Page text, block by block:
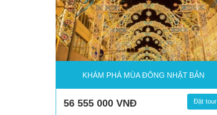
KHÁM PHÁ MÙA ĐÔNG NHẬT BẢN
56 555 000 VNĐ Đặt tour